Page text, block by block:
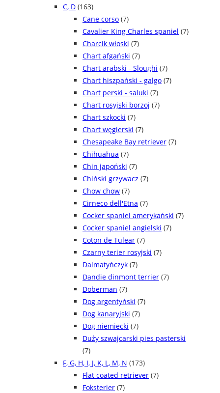
C, D (163)
Cane corso (7)
Cavalier King Charles spaniel (7)
Charcik włoski (7)
Chart afgański (7)
Chart arabski - Sloughi (7)
Chart hiszpański - galgo (7)
Chart perski - saluki (7)
Chart rosyjski borzoj (7)
Chart szkocki (7)
Chart węgierski (7)
Chesapeake Bay retriever (7)
Chihuahua (7)
Chin japoński (7)
Chiński grzywacz (7)
Chow chow (7)
Cirneco dell'Etna (7)
Cocker spaniel amerykański (7)
Cocker spaniel angielski (7)
Coton de Tulear (7)
Czarny terier rosyjski (7)
Dalmatyńczyk (7)
Dandie dinmont terrier (7)
Doberman (7)
Dog argentyński (7)
Dog kanaryjski (7)
Dog niemiecki (7)
Duży szwajcarski pies pasterski
(7)
F, G, H, I, J, K, L, M, N (173)
Flat coated retriever (7)
Foksterier (7)